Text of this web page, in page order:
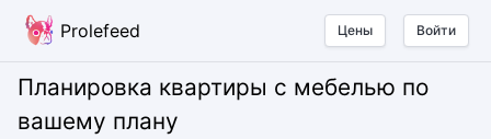
Prolefeed Цены Войти
Планировка квартиры с мебелью по
вашему плану